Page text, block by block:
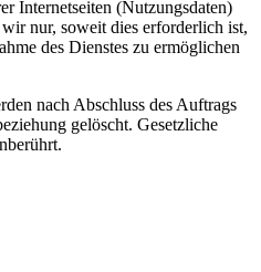
Internetseiten (Nutzungsdaten)
nur, soweit dies erforderlich ist,
des Dienstes zu ermöglichen
nach Abschluss des Auftrags
gelöscht. Gesetzliche